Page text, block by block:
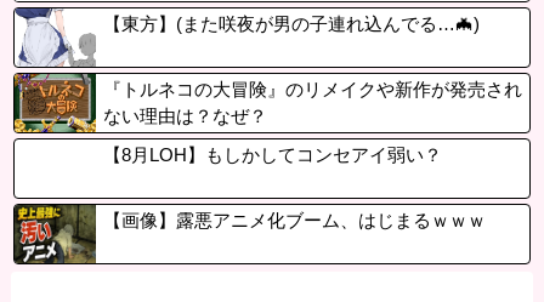
始！通常モデルとは異なる限定仕様
【東方】(また咲夜が男の子連れ込んでる…🦇)
『トルネコの大冒険』のリメイクや新作が発売され
ない理由は？なぜ？
【8月LOH】もしかしてコンセアイ弱い？
【画像】露悪アニメ化ブーム、はじまるｗｗｗ